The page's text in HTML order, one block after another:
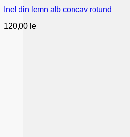
Inel din lemn alb concav rotund
120,00 lei